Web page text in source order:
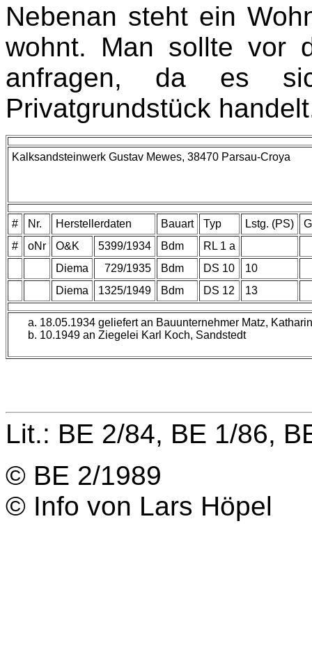
Nebenan steht ein
wohnt. Man sollte vor
anfragen, da es
Privatgrundstück
Kalksandsteinwerk Gustav Mewes, 38470 Parsau-Croya
# Nr. Herstellerdaten Bauart Typ Lstg. (PS)
#
oNr O&K 5399/1934 Bdm
RL 1 a
Diema
729/1935 Bdm DS 10
10
Diema
1325/1949 Bdm DS 12 13
18.05.1934 geliefert an Bauunternehmer Matz,
10.1949 an Ziegelei Karl Koch, Sandstedt
Lit.: BE 2/84, BE 1/86,
© BE 2/1989
© Info von Lars Höpel